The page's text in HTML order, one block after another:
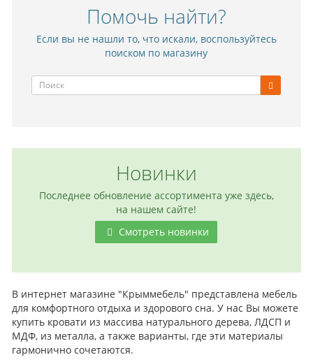
Помочь найти?
Если вы не нашли то, что искали, воспользуйтесь
поиском по магазину
Новинки
Последнее обновление ассортимента уже здесь,
на нашем сайте!
Смотреть новинки
В интернет магазине "Крыммебель" представлена мебель
для комфортного отдыха и здорового сна. У нас Вы можете
купить кровати из массива натурального дерева, ЛДСП и
МДФ, из металла, а также варианты, где эти материалы
гармонично сочетаются.